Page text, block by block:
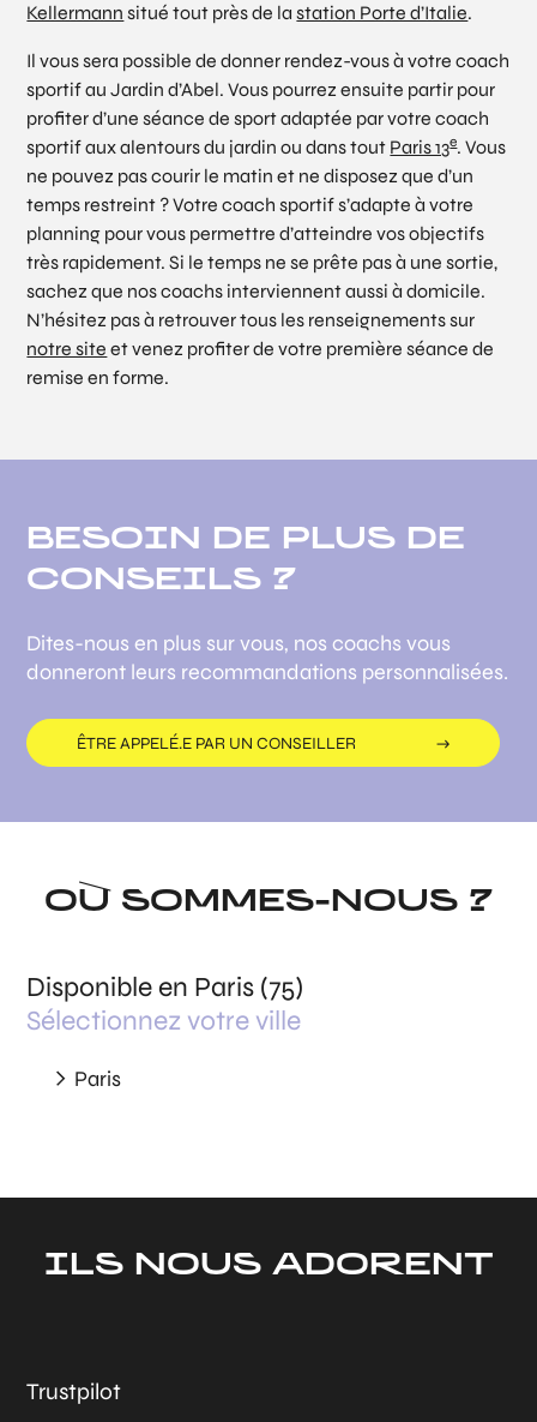
Kellermann situé tout près de lastation Porte d’Italie.
Il vous sera possible de donner rendez-vous à votre coach
sportif au Jardin d’Abel. Vous pourrez ensuite partir pour
profiter d’une séance de sport adaptée par votre coach
sportif aux alentours du jardin ou dans tout Paris 13e. Vous
ne pouvez pas courir le matin et ne disposez que d’un
temps restreint ? Votre coach sportif s’adapte à votre
planning pour vous permettre d’atteindre vos objectifs
très rapidement. Si le temps ne se prête pas à une sortie,
sachez que nos coachs interviennent aussi à domicile.
N’hésitez pas à retrouver tous les renseignements sur
notre site et venez profiter de votre première séance de
remise en forme.
BESOIN DE PLUS DE
CONSEILS ?
Dites-nous en plus sur vous, nos coachs vous
donneront leurs recommandations personnalisées.
ÊTRE APPELÉ.E PAR UN CONSEILLER
OÙ SOMMES-NOUS ?
Disponible en Paris (75)
Sélectionnez votre ville
Paris
ILS NOUS ADORENT
Trustpilot